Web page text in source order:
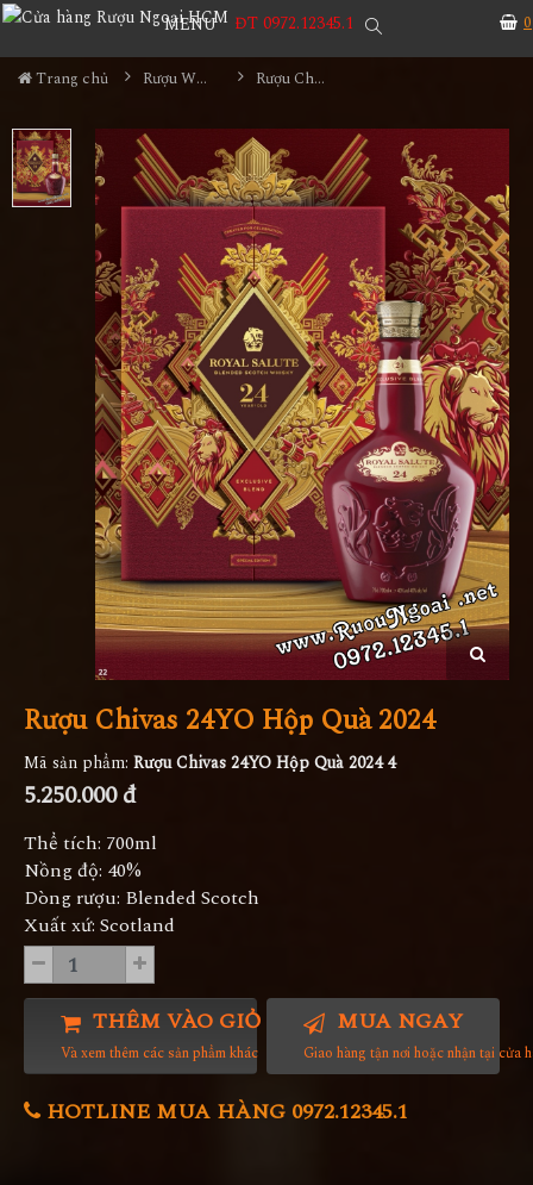
0
MENU ĐT 0972.12345.1
Trang chủ Rượu Whisky Rượu Chivas 24YO Hộp Quà 2024
Rượu Chivas 24YO Hộp Quà 2024
Mã sản phẩm: Rượu Chivas 24YO Hộp Quà 2024 4
5.250.000 đ
Thể tích: 700ml
Nồng độ: 40%
Dòng rượu: Blended Scotch
Xuất xứ: Scotland
THÊM VÀO GIỎ HÀNG
Và xem thêm các sản phẩm khác
MUA NGAY
Giao hàng tận nơi hoặc nhận tại cửa
HOTLINE MUA HÀNG 0972.12345.1